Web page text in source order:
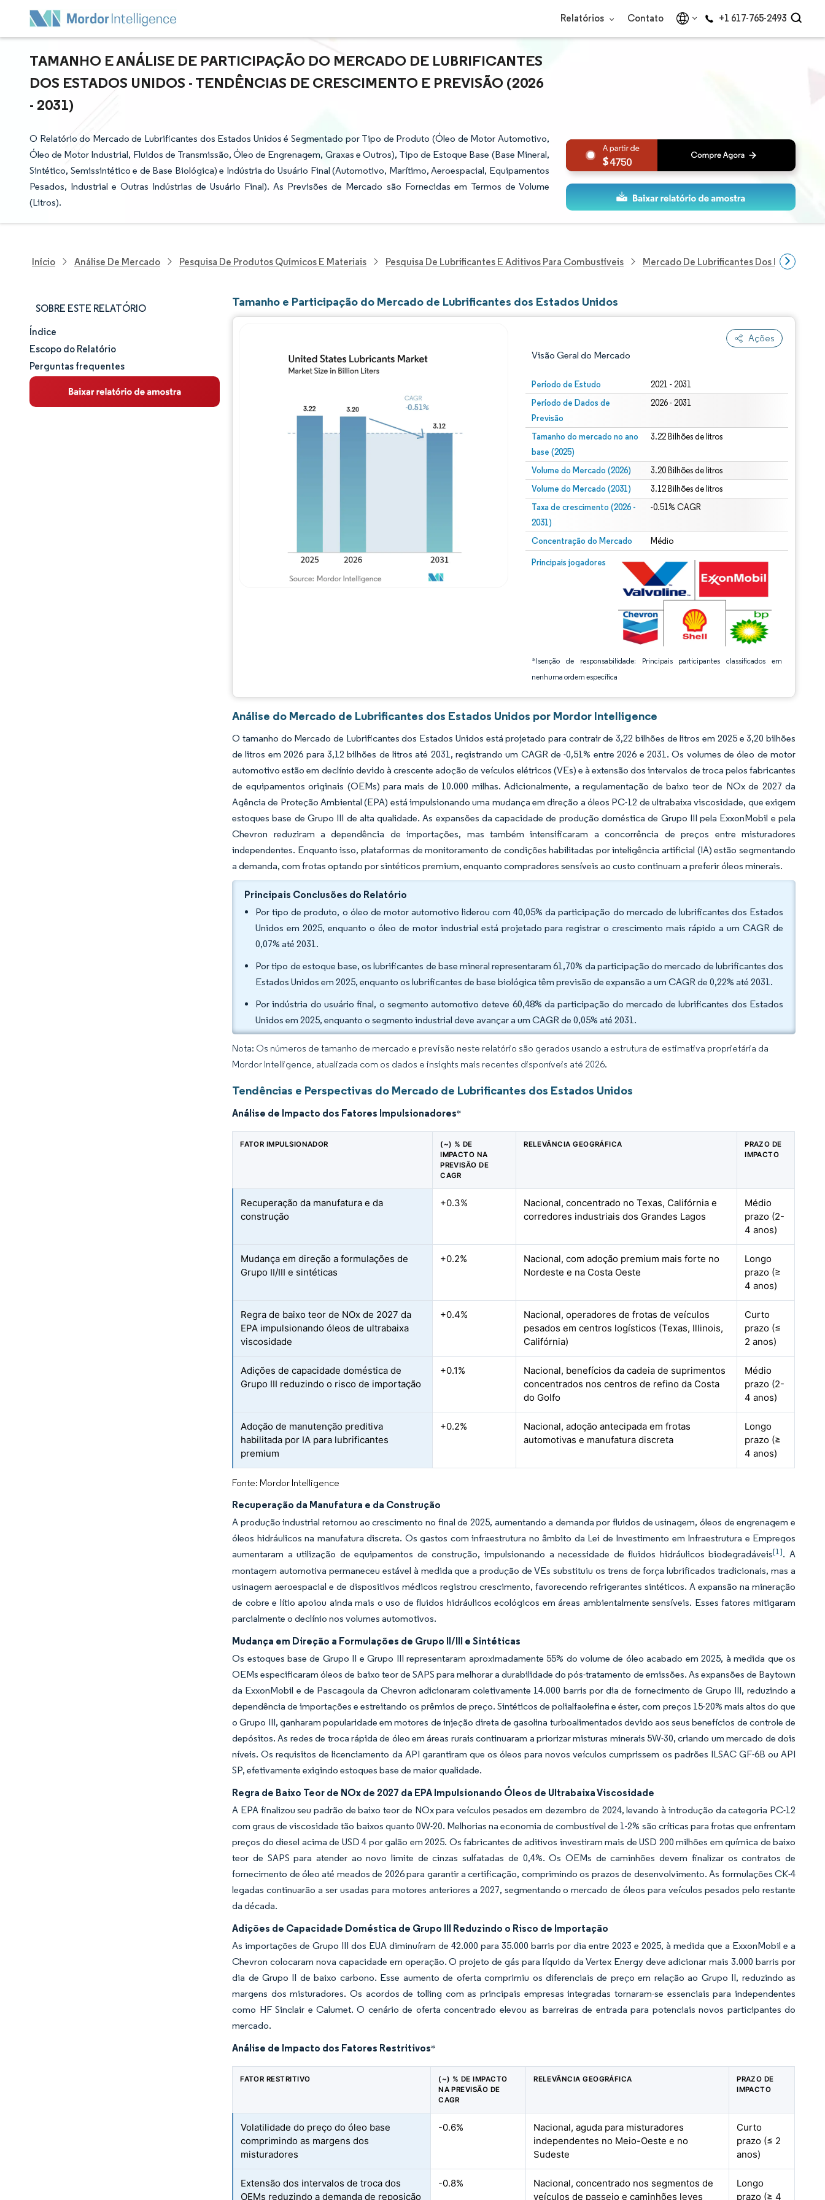
Relatórios Contato +1 617-765-2493
TAMANHO E ANÁLISE DE PARTICIPAÇÃO DO MERCADO DE LUBRIFICANTES
DOS ESTADOS UNIDOS - TENDÊNCIAS DE CRESCIMENTO E PREVISÃO (2026
- 2031)
O Relatório do Mercado de Lubrificantes dos Estados Unidos é Segmentado por Tipo de Produto (Óleo de Motor Automotivo,
Óleo de Motor Industrial, Fluidos de Transmissão, Óleo de Engrenagem, Graxas e Outros), Tipo de Estoque Base (Base Mineral,
Sintético, Semissintético e de Base Biológica) e Indústria do Usuário Final (Automotivo, Marítimo, Aeroespacial, Equipamentos
Pesados, Industrial e Outras Indústrias de Usuário Final). As Previsões de Mercado são Fornecidas em Termos de Volume
(Litros).
4750
Início Análise De Mercado Pesquisa De Produtos Químicos E Materiais Pesquisa De Lubrificantes E Aditivos Para Combustíveis Mercado De Lubrificantes Dos Estados
SOBRE ESTE RELATÓRIO
Tamanho e participação de mercado
Análise de mercado
Tendências e insights
Índice
Escopo do Relatório
Perguntas frequentes
Tamanho e Participação do Mercado de Lubrificantes dos Estados Unidos
Ações
Visão Geral do Mercado
Período de Estudo 2021 - 2031
Período de Dados de
Previsão
2026 - 2031
Tamanho do mercado no ano
base (2025)
3.22 Bilhões de litros
Volume do Mercado (2026) 3.20 Bilhões de litros
Volume do Mercado (2031) 3.12 Bilhões de litros
Taxa de crescimento (2026 -
2031)
-0.51% CAGR
Concentração do Mercado Médio
Principais jogadores
*Isenção de responsabilidade: Principais participantes classificados em
nenhuma ordem específica
Imagem © Mordor Intelligence. O reuso requer atribuição conforme CC BY 4.0.
Imagem © Mordor Intelligence. O reuso requer atribuição conforme CC BY 4.0.
Análise do Mercado de Lubrificantes dos Estados Unidos por Mordor Intelligence
O tamanho do Mercado de Lubrificantes dos Estados Unidos está projetado para contrair de 3,22 bilhões de litros em 2025 e 3,20 bilhões
de litros em 2026 para 3,12 bilhões de litros até 2031, registrando um CAGR de -0,51% entre 2026 e 2031. Os volumes de óleo de motor
automotivo estão em declínio devido à crescente adoção de veículos elétricos (VEs) e à extensão dos intervalos de troca pelos fabricantes
de equipamentos originais (OEMs) para mais de 10.000 milhas. Adicionalmente, a regulamentação de baixo teor de NOx de 2027 da
Agência de Proteção Ambiental (EPA) está impulsionando uma mudança em direção a óleos PC-12 de ultrabaixa viscosidade, que exigem
estoques base de Grupo III de alta qualidade. As expansões da capacidade de produção doméstica de Grupo III pela ExxonMobil e pela
Chevron reduziram a dependência de importações, mas também intensificaram a concorrência de preços entre misturadores
independentes. Enquanto isso, plataformas de monitoramento de condições habilitadas por inteligência artificial (IA) estão segmentando
a demanda, com frotas optando por sintéticos premium, enquanto compradores sensíveis ao custo continuam a preferir óleos minerais.
Principais Conclusões do Relatório
Por tipo de produto, o óleo de motor automotivo liderou com 40,05% da participação do mercado de lubrificantes dos Estados
Unidos em 2025, enquanto o óleo de motor industrial está projetado para registrar o crescimento mais rápido a um CAGR de
0,07% até 2031.
Por tipo de estoque base, os lubrificantes de base mineral representaram 61,70% da participação do mercado de lubrificantes dos
Estados Unidos em 2025, enquanto os lubrificantes de base biológica têm previsão de expansão a um CAGR de 0,22% até 2031.
Por indústria do usuário final, o segmento automotivo deteve 60,48% da participação do mercado de lubrificantes dos Estados
Unidos em 2025, enquanto o segmento industrial deve avançar a um CAGR de 0,05% até 2031.
Nota: Os números de tamanho de mercado e previsão neste relatório são gerados usando a estrutura de estimativa proprietária da
Mordor Intelligence, atualizada com os dados e insights mais recentes disponíveis até 2026.
Tendências e Perspectivas do Mercado de Lubrificantes dos Estados Unidos
Análise de Impacto dos Fatores Impulsionadores*
FATOR IMPULSIONADOR
(~) % DE
IMPACTO NA
PREVISÃO DE
CAGR
RELEVÂNCIA GEOGRÁFICA
PRAZO DE
IMPACTO
Recuperação da manufatura e da
construção
+0.3%
Nacional, concentrado no Texas, Califórnia e
corredores industriais dos Grandes Lagos
Médio
prazo (2-
4 anos)
Mudança em direção a formulações de
Grupo II/III e sintéticas
+0.2%
Nacional, com adoção premium mais forte no
Nordeste e na Costa Oeste
Longo
prazo (≥
4 anos)
Regra de baixo teor de NOx de 2027 da
EPA impulsionando óleos de ultrabaixa
viscosidade
+0.4%
Nacional, operadores de frotas de veículos
pesados em centros logísticos (Texas, Illinois,
Califórnia)
Curto
prazo (≤
2 anos)
Adições de capacidade doméstica de
Grupo III reduzindo o risco de importação
+0.1%
Nacional, benefícios da cadeia de suprimentos
concentrados nos centros de refino da Costa
do Golfo
Médio
prazo (2-
4 anos)
Adoção de manutenção preditiva
habilitada por IA para lubrificantes
premium
+0.2%
Nacional, adoção antecipada em frotas
automotivas e manufatura discreta
Longo
prazo (≥
4 anos)
Fonte: Mordor Intelligence
Recuperação da Manufatura e da Construção
A produção industrial retornou ao crescimento no final de 2025, aumentando a demanda por fluidos de usinagem, óleos de engrenagem e
óleos hidráulicos na manufatura discreta. Os gastos com infraestrutura no âmbito da Lei de Investimento em Infraestrutura e Empregos
aumentaram a utilização de equipamentos de construção, impulsionando a necessidade de fluidos hidráulicos biodegradáveis[1]. A
montagem automotiva permaneceu estável à medida que a produção de VEs substituiu os trens de força lubrificados tradicionais, mas a
usinagem aeroespacial e de dispositivos médicos registrou crescimento, favorecendo refrigerantes sintéticos. A expansão na mineração
de cobre e lítio apoiou ainda mais o uso de fluidos hidráulicos ecológicos em áreas ambientalmente sensíveis. Esses fatores mitigaram
parcialmente o declínio nos volumes automotivos.
Mudança em Direção a Formulações de Grupo II/III e Sintéticas
Os estoques base de Grupo II e Grupo III representaram aproximadamente 55% do volume de óleo acabado em 2025, à medida que os
OEMs especificaram óleos de baixo teor de SAPS para melhorar a durabilidade do pós-tratamento de emissões. As expansões de Baytown
da ExxonMobil e de Pascagoula da Chevron adicionaram coletivamente 14.000 barris por dia de fornecimento de Grupo III, reduzindo a
dependência de importações e estreitando os prêmios de preço. Sintéticos de polialfaolefina e éster, com preços 15-20% mais altos do que
o Grupo III, ganharam popularidade em motores de injeção direta de gasolina turboalimentados devido aos seus benefícios de controle de
depósitos. As redes de troca rápida de óleo em áreas rurais continuaram a priorizar misturas minerais 5W-30, criando um mercado de dois
níveis. Os requisitos de licenciamento da API garantiram que os óleos para novos veículos cumprissem os padrões ILSAC GF-6B ou API
SP, efetivamente exigindo estoques base de maior qualidade.
Regra de Baixo Teor de NOx de 2027 da EPA Impulsionando Óleos de Ultrabaixa Viscosidade
A EPA finalizou seu padrão de baixo teor de NOx para veículos pesados em dezembro de 2024, levando à introdução da categoria PC-12
com graus de viscosidade tão baixos quanto 0W-20. Melhorias na economia de combustível de 1-2% são críticas para frotas que enfrentam
preços do diesel acima de USD 4 por galão em 2025. Os fabricantes de aditivos investiram mais de USD 200 milhões em química de baixo
teor de SAPS para atender ao novo limite de cinzas sulfatadas de 0,4%. Os OEMs de caminhões devem finalizar os contratos de
fornecimento de óleo até meados de 2026 para garantir a certificação, comprimindo os prazos de desenvolvimento. As formulações CK-4
legadas continuarão a ser usadas para motores anteriores a 2027, segmentando o mercado de óleos para veículos pesados pelo restante
da década.
Adições de Capacidade Doméstica de Grupo III Reduzindo o Risco de Importação
As importações de Grupo III dos EUA diminuíram de 42.000 para 35.000 barris por dia entre 2023 e 2025, à medida que a ExxonMobil e a
Chevron colocaram nova capacidade em operação. O projeto de gás para líquido da Vertex Energy deve adicionar mais 3.000 barris por
dia de Grupo II de baixo carbono. Esse aumento de oferta comprimiu os diferenciais de preço em relação ao Grupo II, reduzindo as
margens dos misturadores. Os acordos de tolling com as principais empresas integradas tornaram-se essenciais para independentes
como HF Sinclair e Calumet. O cenário de oferta concentrado elevou as barreiras de entrada para potenciais novos participantes do
mercado.
Análise de Impacto dos Fatores Restritivos*
FATOR RESTRITIVO
(~) % DE IMPACTO
NA PREVISÃO DE
CAGR
RELEVÂNCIA GEOGRÁFICA
PRAZO DE
IMPACTO
Volatilidade do preço do óleo base
comprimindo as margens dos
misturadores
-0.6%
Nacional, aguda para misturadores
independentes no Meio-Oeste e no
Sudeste
Curto
prazo (≤ 2
anos)
Extensão dos intervalos de troca dos
OEMs reduzindo a demanda de reposição
-0.8%
Nacional, concentrado nos segmentos de
veículos de passeio e caminhões leves
Longo
prazo (≥ 4